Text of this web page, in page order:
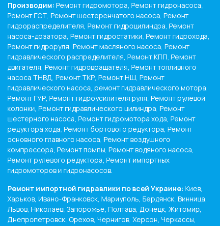
Производим: Ремонт гидромотора, Ремонт гидронасоса,
Ремонт ГСТ, Ремонт шестеренчатого насоса, Ремонт
гидрораспределителя, Ремонт гидроцилиндра, Ремонт
насоса-дозатора, Ремонт гидростатики, Ремонт гидрохода,
Ремонт гидроруля, Ремонт масляного насоса, Ремонт
гидравлического распределителя, Ремонт КПП, Ремонт
двигателя, Ремонт гидровращателя, Ремонт топливного
насоса ТНВД, Ремонт ТКР, Ремонт НШ, Ремонт
гидравлического насоса, ремонт гидравлического мотора,
Ремонт ГУР, Ремонт гидроусилителя руля, Ремонт рулевой
колонки, Ремонт гидравлического цилиндра, Ремонт
шестерного насоса, Ремонт гидромотора хода, Ремонт
редуктора хода, Ремонт бортового редуктора, Ремонт
основного главного насоса, Ремонт воздушного
компрессора, Ремонт помпы, Ремонт водяного насоса,
Ремонт рулевого редуктора, Ремонт импортных
гидромоторов и гидронасосов.
Ремонт импортной гидравлики по всей Украине: Киев,
Харьков, Ивано-Франковск, Мариуполь, Бердянск, Винница,
Львов, Николаев, Запорожье, Полтава, Донецк, Житомир,
Днепропетровск, Орехов, Чернигов, Херсон, Черкассы,